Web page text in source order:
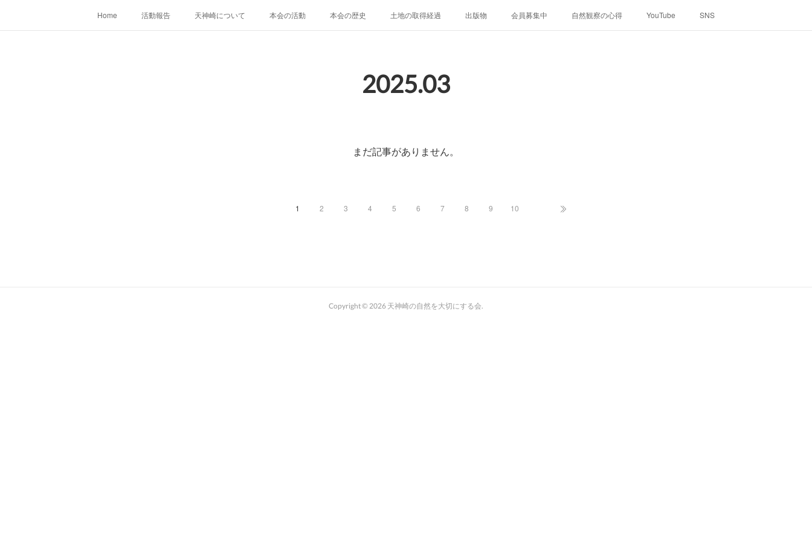
Home 活動報告 天神崎について 本会の活動 本会の歴史 土地の取得経過 出版物 会員募集中 自然観察の心得 YouTube SNS
2025.03
まだ記事がありません。
1 2 3 4 5 6 7 8 9 10
Copyright © 2026 天神崎の自然を大切にする会.